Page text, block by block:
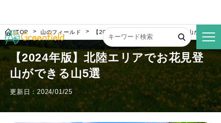
TOP 山のフィールド 【2024年版】北陸エリアでお花見登山ができる
【2024年版】北陸エリアでお花見登
山ができる山5選
更新日：2024/01/25